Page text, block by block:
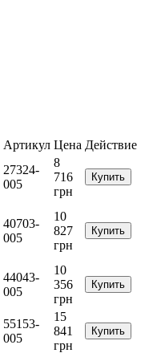
Артикул Цена Действие
27324-
005
8
716
грн
Купить
40703-
005
10
827
грн
Купить
44043-
005
10
356
грн
Купить
55153-
005
15
841
грн
Купить